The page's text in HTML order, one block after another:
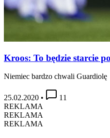
Kroos: To będzie starcie
Niemiec bardzo chwali Guardiolę
25.02.2020 •
11
REKLAMA
REKLAMA
REKLAMA